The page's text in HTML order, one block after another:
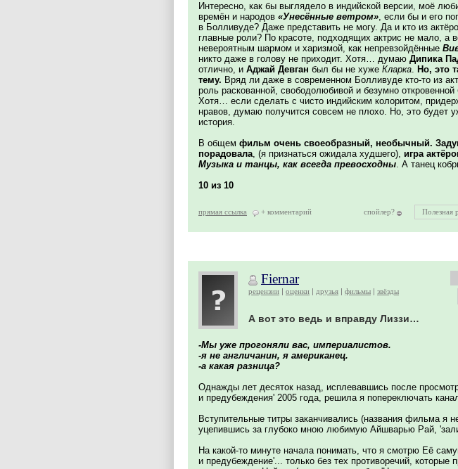
Интересно, как бы выглядело в индийской версии, моё
времён и народов «Унесённые ветром», если бы и его
в Болливуде? Даже представить не могу. Да и кто из
главные роли? По красоте, подходящих актрис не мало, а
невероятным шармом и харизмой, как непревзойдённые
никто даже в голову не приходит. Хотя… думаю Дипика
отлично, и Аджай Девган был бы не хуже Кларка. Но, это
тему. Вряд ли даже в современном Болливуде кто-то из
роль раскованной, свободолюбивой и безумно откровенной
Хотя… если сделать с чисто индийским колоритом,
нравов, думаю получится совсем не плохо. Но, это будет
история.
В общем фильм очень своеобразный, необычный.
порадовала, (я признаться ожидала худшего), игра
Музыка и танцы, как всегда превосходны. А танец
10 из 10
прямая ссылка + комментарий Полезная
спойлер?
Fiernar
рецензии оценки друзья фильмы звёзды
А вот это ведь и вправду Лиззи…
-Мы уже прогоняли вас, империалистов.
-я не англичанин, я американец.
-а какая разница?
Однажды лет десяток назад, исплевавшись после
и предубеждения' 2005 года, решила я попереключать
Вступительные титры заканчивались (названия фильма я
уцепившись за глубоко мною любимую Айшварью Рай,
На какой-то минуте начала понимать, что я смотрю Её
и предубеждение'... только без тех противоречий, которые